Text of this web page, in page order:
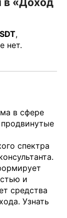
,
нет.
в сфере
спектра
и
средства
Узнать